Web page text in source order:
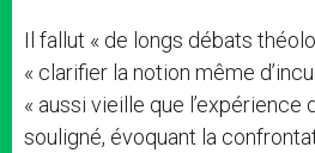
Il fallut « de longs débats
« clarifier la notion même
« aussi vieille que l’expérience
souligné, évoquant la